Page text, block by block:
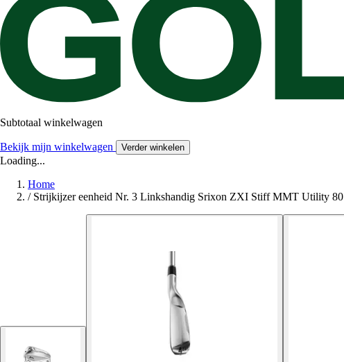
Subtotaal winkelwagen
Bekijk mijn winkelwagen Verder winkelen
Loading...
Home
/ Strijkijzer eenheid Nr. 3 Linkshandig Srixon ZXI Stiff MMT Utility 80